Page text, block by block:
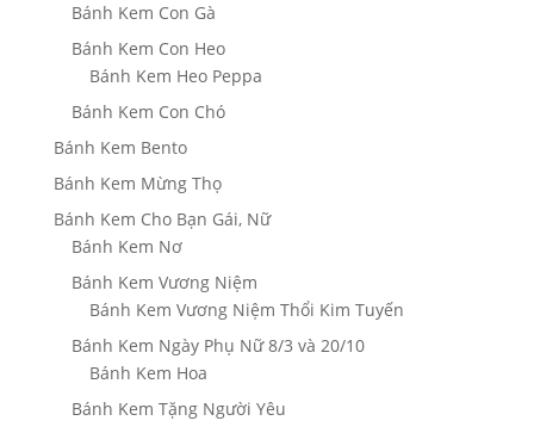
Bánh Kem Con Gà
Bánh Kem Con Heo
Bánh Kem Heo Peppa
Bánh Kem Con Chó
Bánh Kem Bento
Bánh Kem Mừng Thọ
Bánh Kem Cho Bạn Gái, Nữ
Bánh Kem Nơ
Bánh Kem Vương Niệm
Bánh Kem Vương Niệm Thổi Kim Tuyến
Bánh Kem Ngày Phụ Nữ 8/3 và 20/10
Bánh Kem Hoa
Bánh Kem Tặng Người Yêu